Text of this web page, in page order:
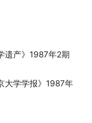
遗产》1987年2期
大学学报》1987年